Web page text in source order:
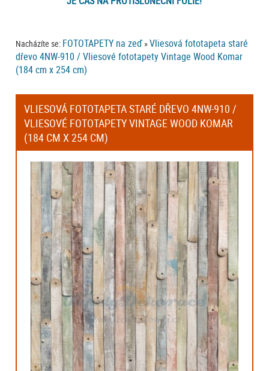
Nacházíte se: FOTOTAPETY na zeď »Vliesová fototapeta staré
dřevo 4NW-910 / Vliesové fototapety Vintage Wood Komar
(184 cm x 254 cm)
VLIESOVÁ FOTOTAPETA STARÉ DŘEVO 4NW-910 /
VLIESOVÉ FOTOTAPETY VINTAGE WOOD KOMAR
(184 CM X 254 CM)